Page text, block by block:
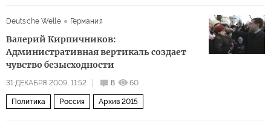
Deutsche Welle Германия
Валерий Кирпичников:
Административная вертикаль создает
чувство безысходности
31 ДЕКАБРЯ 2009, 11:52 8 60
Политика Россия Архив 2015